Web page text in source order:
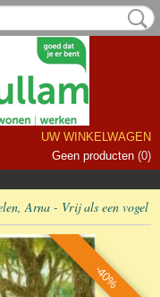
UW WINKELWAGEN
Geen producten (0)
Arna - Vrij als een vogel
-40%